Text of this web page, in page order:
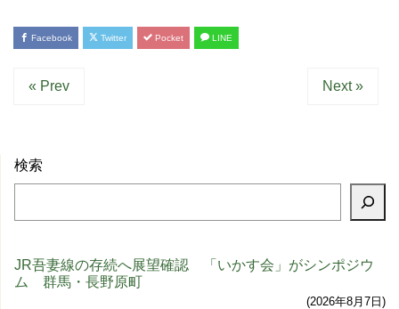
Facebook Twitter Pocket LINE
« Prev Next »
検索
JR吾妻線の存続へ展望確認 「いかす会」がシンポジウ
ム 群馬・長野原町
2026年8月7日